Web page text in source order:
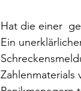
Hat die einer
Ein
Zahlenmaterials